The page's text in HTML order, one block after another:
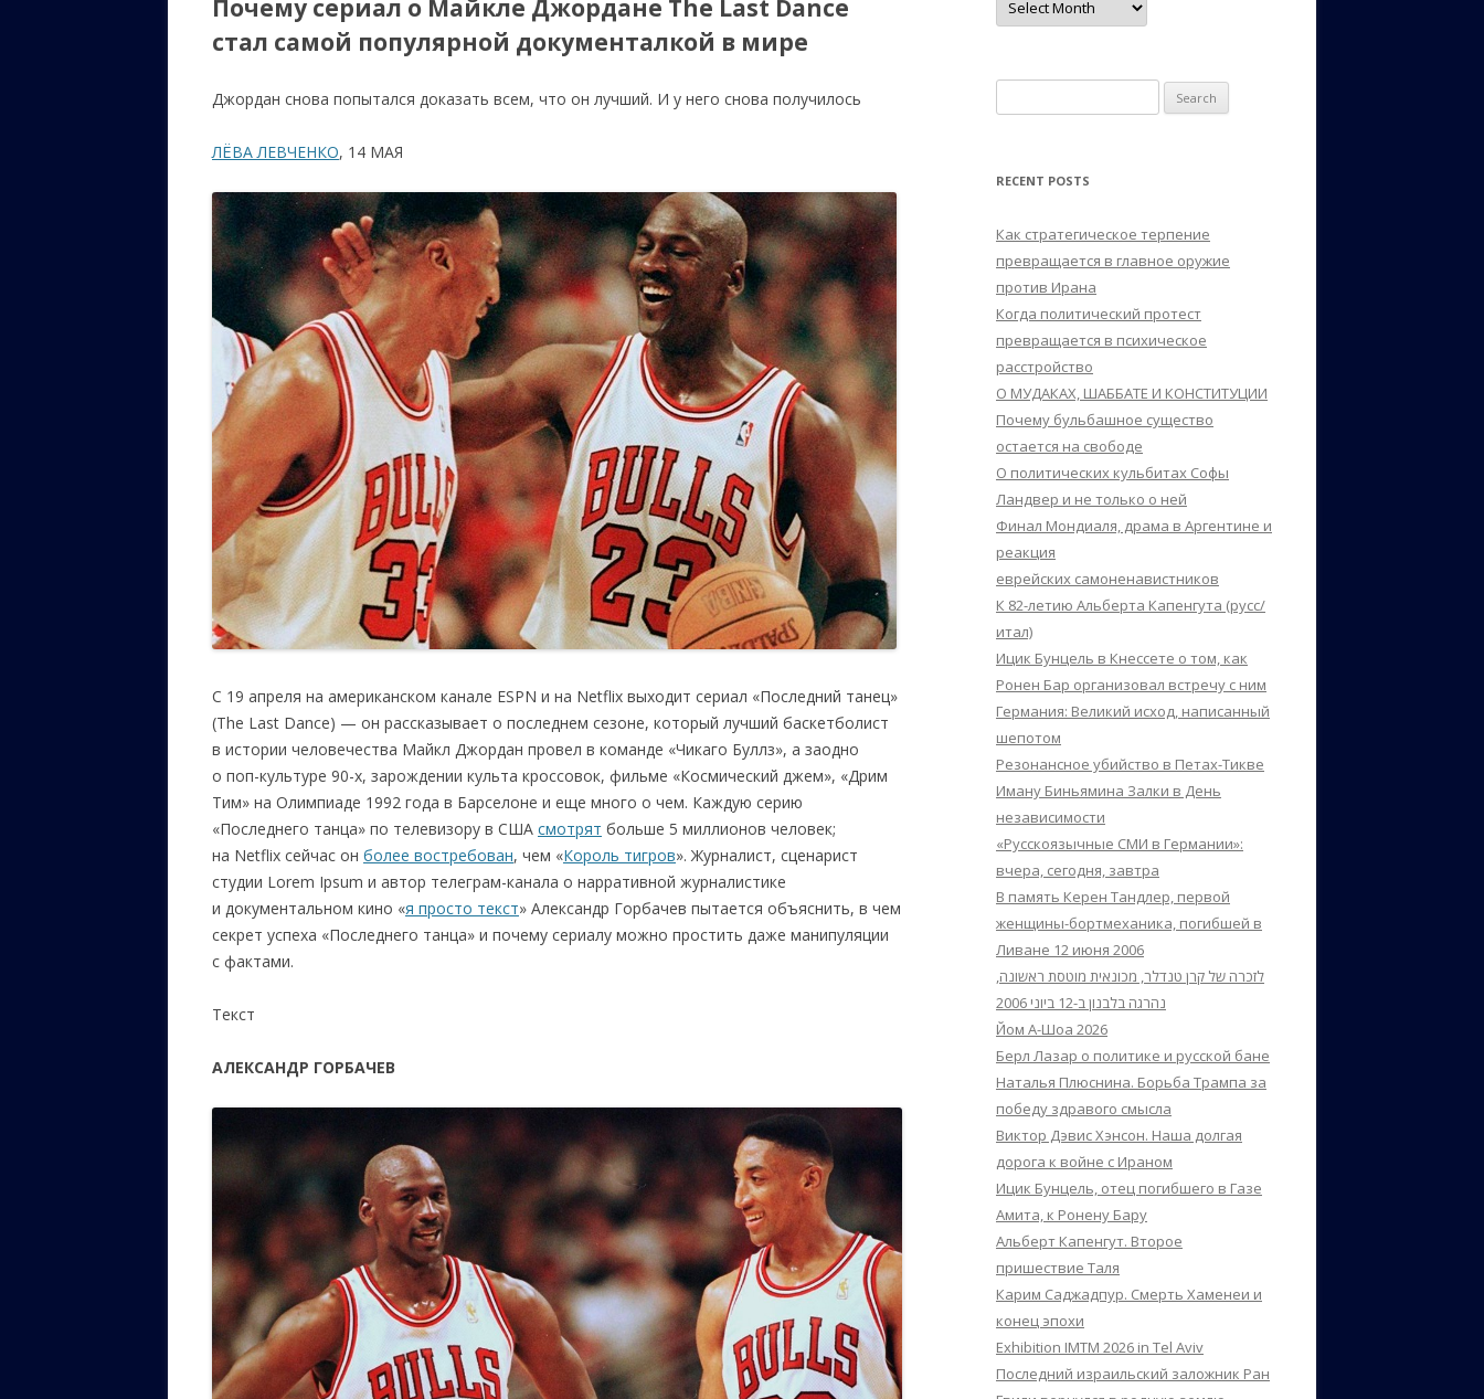
ЕВРЕЙСКАЯ ЖИЗНЬ В
ОЗАРИЧИ
ВАШИ ПИСЬМА
ОТЗЫВЫ, ПРЕДЛОЖЕНИЯ,
УТОЧНЕНИЯ, ДОПОЛНЕНИЯ
КТО КОГО ИЩЕТ
Почему сериал о Майкле Джордане The Last Dance
стал самой популярной документалкой в мире
Джордан снова попытался доказать всем, что он лучший. И у него снова получилось
ЛЁВА ЛЕВЧЕНКО, 14 МАЯ
С 19 апреля на американском канале ESPN и на Netflix выходит сериал «Последний танец»
(The Last Dance) — он рассказывает о последнем сезоне, который лучший баскетболист
в истории человечества Майкл Джордан провел в команде «Чикаго Буллз», а заодно
о поп-культуре 90-х, зарождении культа кроссовок, фильме «Космический джем», «Дрим
Тим» на Олимпиаде 1992 года в Барселоне и еще много о чем. Каждую серию
«Последнего танца» по телевизору в США смотрят больше 5 миллионов человек;
на Netflix сейчас он более востребован, чем «Король тигров». Журналист, сценарист
студии Lorem Ipsum и автор телеграм-канала о нарративной журналистике
и документальном кино «я просто текст» Александр Горбачев пытается объяснить, в чем
секрет успеха «Последнего танца» и почему сериалу можно простить даже манипуляции
с фактами.
Текст
АЛЕКСАНДР ГОРБАЧЕВ
for:
RECENT POSTS
Как стратегическое терпение
превращается в главное оружие
против Ирана
Когда политический протест
превращается в психическое
расстройство
О МУДАКАХ, ШАББАТЕ И КОНСТИТУЦИИ
Почему бульбашное существо
остается на свободе
О политических кульбитах Софы
Ландвер и не только о ней
Финал Мондиаля, драма в Аргентине и
реакция
еврейских самоненавистников
К 82-летию Альберта Капенгута (русс/
итал)
Ицик Бунцель в Кнессете о том, как
Ронен Бар организовал встречу с ним
Германия: Великий исход, написанный
шепотом
Резонансное убийство в Петах-Тикве
Иману Биньямина Залки в День
независимости
«Русскоязычные СМИ в Германии»:
вчера, сегодня, завтра
В память Керен Тандлер, первой
женщины-бортмеханика, погибшей в
Ливане 12 июня 2006
לזכרה של קרן טנדלר, מכונאית מוטסת ראשונה,
נהרגה בלבנון ב-12 ביוני 2006
Йом А-Шоа 2026
Берл Лазар о политике и русской бане
Наталья Плюснина. Борьба Трампа за
победу здравого смысла
Виктор Дэвис Хэнсон. Наша долгая
дорога к войне с Ираном
Ицик Бунцель, отец погибшего в Газе
Амита, к Ронену Бару
Альберт Капенгут. Второе
пришествие Таля
Карим Саджадпур. Смерть Хаменеи и
конец эпохи
Exhibition IMTM 2026 in Tel Aviv
Последний израильский заложник Ран